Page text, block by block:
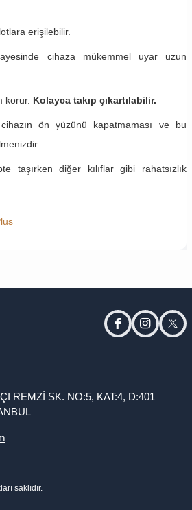
erişilebilir.
cihaza mükemmel uyar uzun
korur. Kolayca takıp çıkartılabilir.
cihazın ön yüzünü kapatmaması ve bu
taşırken diğer kılıflar gibi rahatsızlık
facebookinstagram
REMZİ SK. NO:5, KAT:4, D:401
saklıdır.